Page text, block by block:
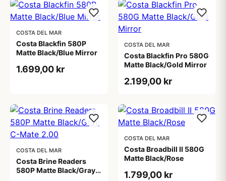
COSTA DEL MAR
Costa Blackfin 580P
Matte Black/Blue Mirror
1.699,00 kr
COSTA DEL MAR
Costa Blackfin Pro 580G
Matte Black/Gold Mirror
2.199,00 kr
COSTA DEL MAR
Costa Brine Readers
580P Matte Black/Gray
COSTA DEL MAR
Costa Broadbill II 580G
Matte Black/Rose
1.799,00 kr